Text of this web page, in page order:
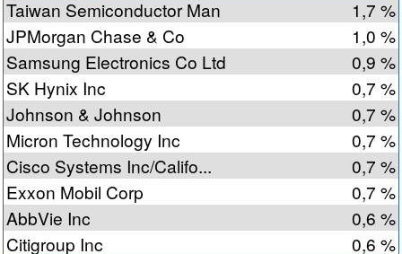
Taiwan Semiconductor Man
1,7 %
JPMorgan Chase & Co
1,0 %
Samsung Electronics Co Ltd
0,9 %
SK Hynix Inc
0,7 %
Johnson & Johnson
0,7 %
Micron Technology Inc
0,7 %
Cisco Systems Inc/Califo...
0,7 %
Exxon Mobil Corp
0,7 %
AbbVie Inc
0,6 %
Citigroup Inc
0,6 %